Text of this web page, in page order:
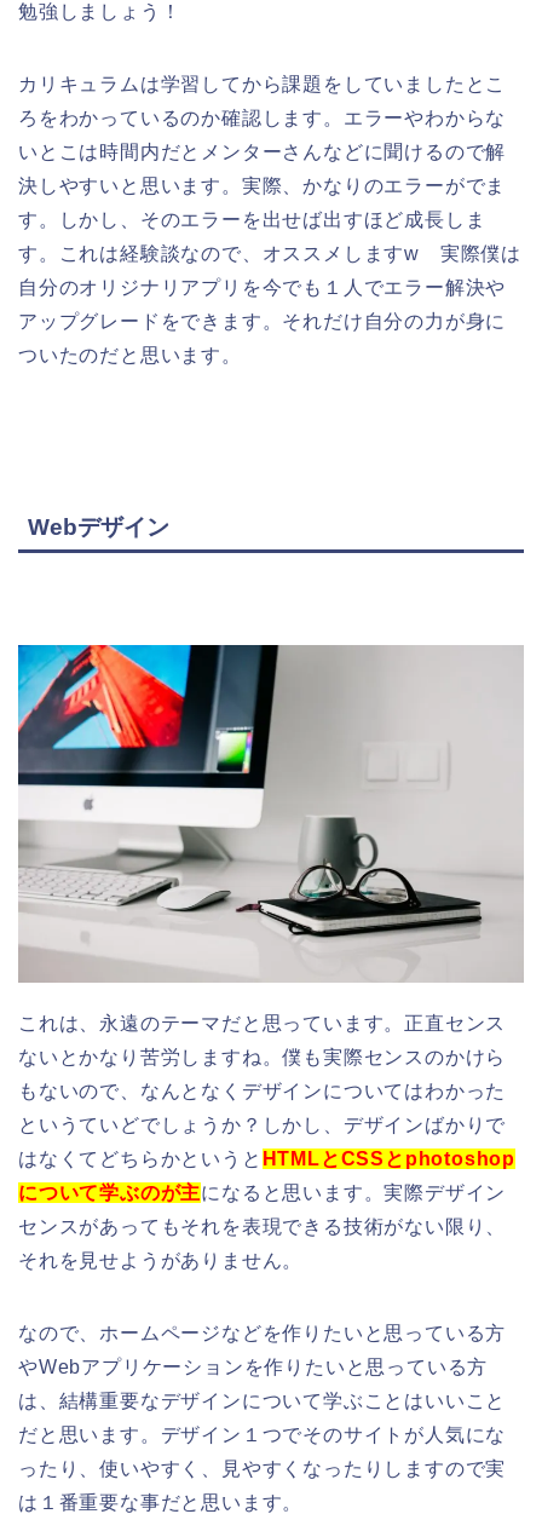
勉強しましょう！
カリキュラムは学習してから課題をしていましたとこ
ろをわかっているのか確認します。エラーやわからな
いとこは時間内だとメンターさんなどに聞けるので解
決しやすいと思います。実際、かなりのエラーがでま
す。しかし、そのエラーを出せば出すほど成長しま
す。これは経験談なので、オススメしますw 実際僕は
自分のオリジナリアプリを今でも１人でエラー解決や
アップグレードをできます。それだけ自分の力が身に
ついたのだと思います。
Webデザイン
これは、永遠のテーマだと思っています。正直センス
ないとかなり苦労しますね。僕も実際センスのかけら
もないので、なんとなくデザインについてはわかった
というていどでしょうか？しかし、デザインばかりで
はなくてどちらかというと HTMLとCSSとphotoshop
について学ぶのが主になると思います。実際デザイン
センスがあってもそれを表現できる技術がない限り、
それを見せようがありません。
なので、ホームページなどを作りたいと思っている方
やWebアプリケーションを作りたいと思っている方
は、結構重要なデザインについて学ぶことはいいこと
だと思います。デザイン１つでそのサイトが人気にな
ったり、使いやすく、見やすくなったりしますので実
は１番重要な事だと思います。